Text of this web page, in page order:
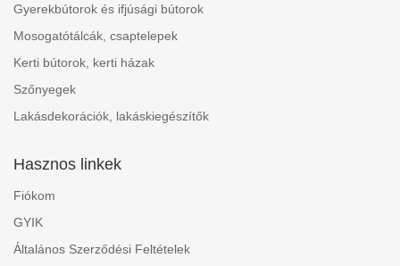
Gyerekbútorok és ifjúsági bútorok
Mosogatótálcák, csaptelepek
Kerti bútorok, kerti házak
Szőnyegek
Lakásdekorációk, lakáskiegészítők
Hasznos linkek
Fiókom
GYIK
Általános Szerződési Feltételek